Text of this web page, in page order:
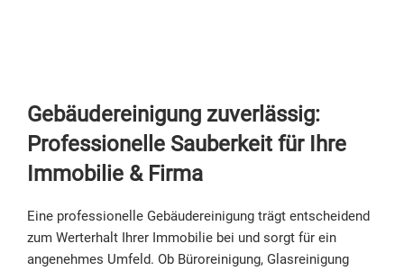
Gebäudereinigung zuverlässig:
Professionelle Sauberkeit für Ihre
Immobilie & Firma
Eine professionelle Gebäudereinigung trägt entscheidend
zum Werterhalt Ihrer Immobilie bei und sorgt für ein
angenehmes Umfeld. Ob Büroreinigung, Glasreinigung